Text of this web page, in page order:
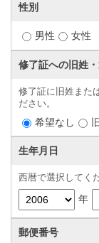
性別
男性 女性
修了証への旧姓
修了証に旧姓また
ださい。
希望なし
生年月日
西暦で選択してく
年
郵便番号